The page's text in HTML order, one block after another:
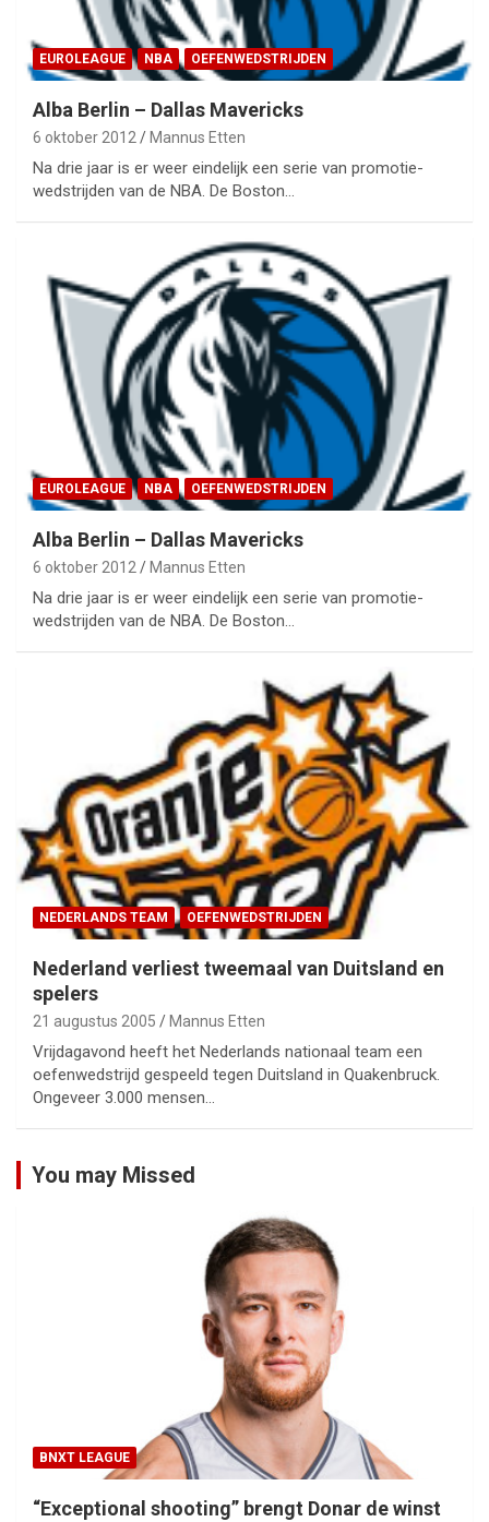
EUROLEAGUE NBA OEFENWEDSTRIJDEN
Alba Berlin – Dallas Mavericks
6 oktober 2012 Mannus Etten
Na drie jaar is er weer eindelijk een serie van promotie-
wedstrijden van de NBA. De Boston…
EUROLEAGUE NBA OEFENWEDSTRIJDEN
Alba Berlin – Dallas Mavericks
6 oktober 2012 Mannus Etten
Na drie jaar is er weer eindelijk een serie van promotie-
wedstrijden van de NBA. De Boston…
NEDERLANDS TEAM OEFENWEDSTRIJDEN
Nederland verliest tweemaal van Duitsland en
spelers
21 augustus 2005 Mannus Etten
Vrijdagavond heeft het Nederlands nationaal team een
oefenwedstrijd gespeeld tegen Duitsland in Quakenbruck.
Ongeveer 3.000 mensen…
You may Missed
BNXT LEAGUE
“Exceptional shooting” brengt Donar de winst